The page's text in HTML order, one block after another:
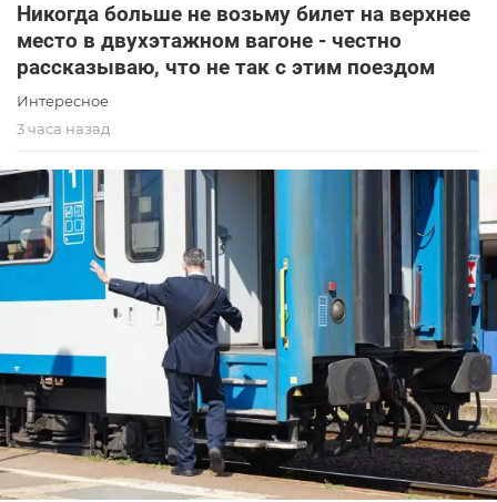
Никогда больше не возьму билет на верхнее
место в двухэтажном вагоне - честно
рассказываю, что не так с этим поездом
Интересное
3 часа назад